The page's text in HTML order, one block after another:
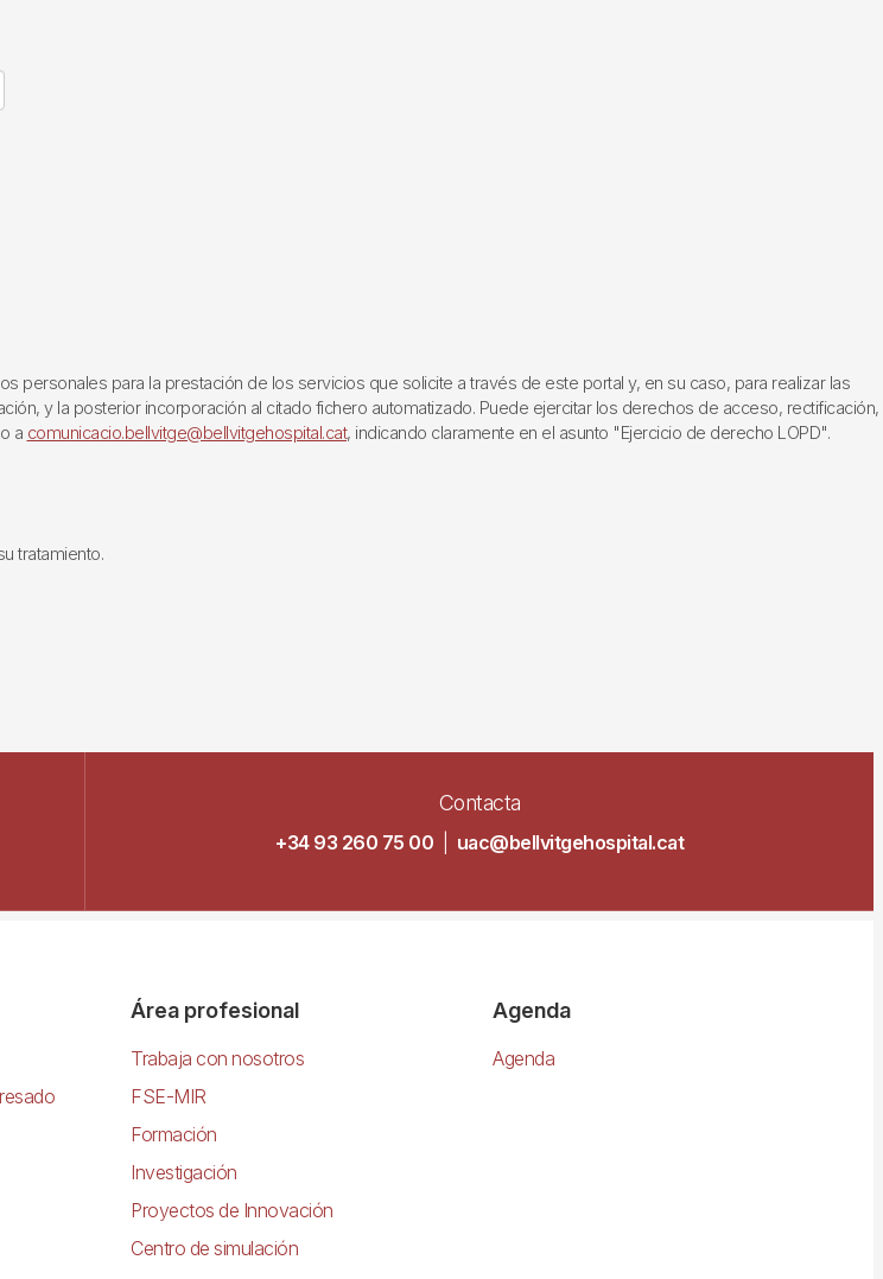
para la prestación de los servicios que solicite a través de este portal y, en su caso, para realizar las
y la posterior incorporación al citado fichero automatizado. Puede ejercitar los derechos de acceso, rectificación,
a comunicacio.bellvitge@bellvitgehospital.cat, indicando claramente en el asunto "Ejercicio de derecho LOPD".
tratamiento.
Contacta
+34 93 260 75 00 uac@bellvitgehospital.cat
Área profesional
Trabaja con nosotros
FSE-MIR
Formación
Investigación
Proyectos de Innovación
Centro de simulación
Agenda
Agenda